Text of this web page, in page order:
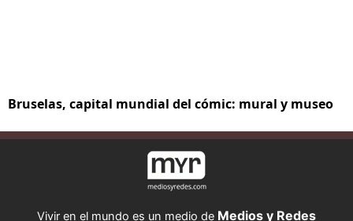
Bruselas, capital mundial del cómic: mural y museo
Vivir en el mundo es un medio de Medios y Redes